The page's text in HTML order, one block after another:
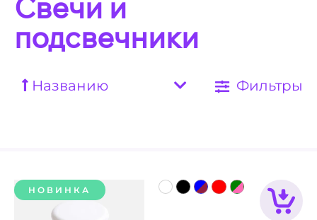
подсвечники
Названию Фильтры
НОВИНКА